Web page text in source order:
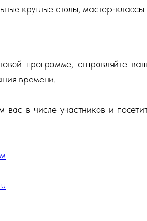
круглые столы, мастер-классы
программе, отправляйте
времени.
в числе участников и